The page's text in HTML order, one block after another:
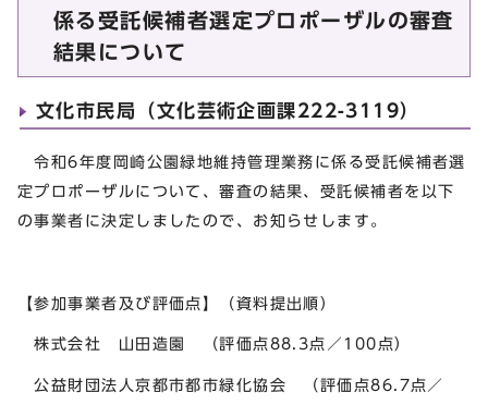
係る受託候補者選定プロポーザルの審査
結果について
文化市民局（文化芸術企画課222-3119）
令和6年度岡崎公園緑地維持管理業務に係る受託候補者選
定プロポーザルについて、審査の結果、受託候補者を以下
の事業者に決定しましたので、お知らせします。
【参加事業者及び評価点】（資料提出順）
株式会社 山田造園 （評価点88.3点／100点）
公益財団法人京都市都市緑化協会 （評価点86.7点／